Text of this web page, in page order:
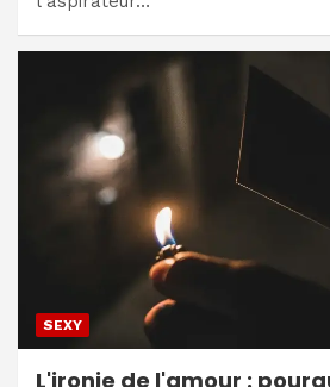
SEXY
L'ironie de l'amour :